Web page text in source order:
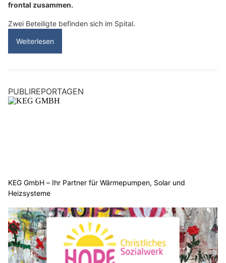
frontal zusammen.
Zwei Beteiligte befinden sich im Spital.
Weiterlesen
PUBLIREPORTAGEN
KEG GmbH – Ihr Partner für Wärmepumpen, Solar und
Heizsysteme